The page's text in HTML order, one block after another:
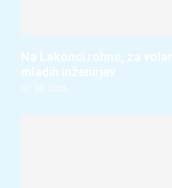
Na Lakonci rohne, za
mladih inženirjev
07. 08. 2026